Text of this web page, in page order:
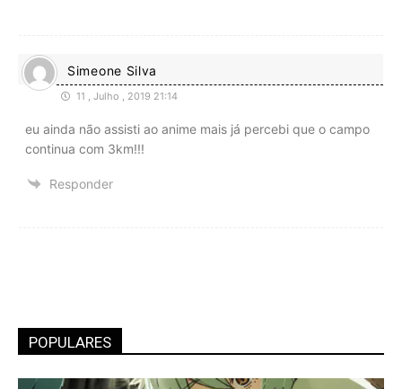
Simeone Silva
11 , Julho , 2019 21:14
eu ainda não assisti ao anime mais já percebi que o campo
continua com 3km!!!
Responder
POPULARES